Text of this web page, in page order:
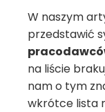
W naszym
przedstawić
na liście
nam o tym
wkrótce lista